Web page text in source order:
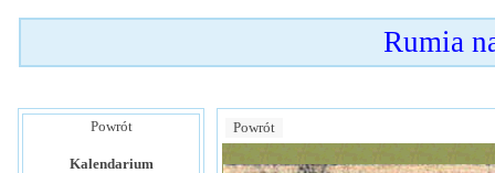
Rumia
Powrót
Kalendarium
Powrót